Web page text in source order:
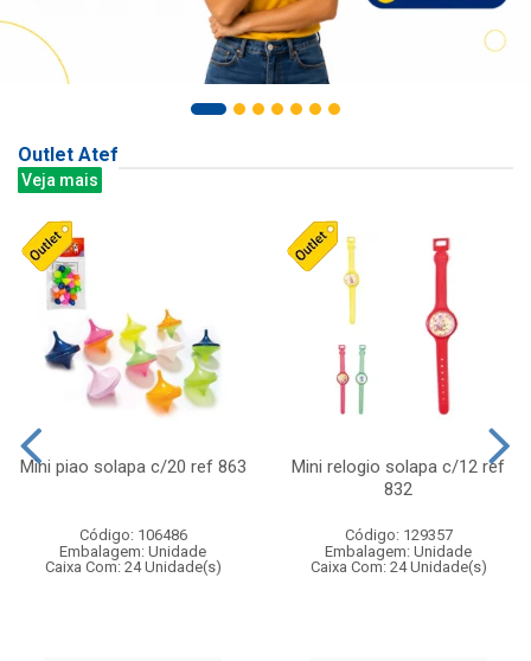
Outlet Atef
Veja mais
Mini piao solapa c/20 ref 863
Código: 106486
Embalagem: Unidade
Caixa Com: 24 Unidade(s)
Mini relogio solapa c/12 ref
832
Código: 129357
Embalagem: Unidade
Caixa Com: 24 Unidade(s)